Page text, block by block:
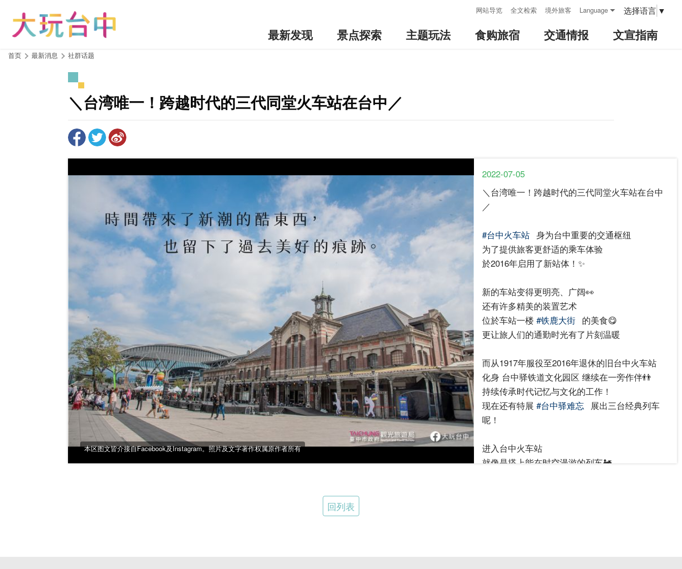
网站导览 全文检索 境外旅客 Language 选择语言 ▼
最新发现 景点探索 主题玩法 食购旅宿 交通情报 文宣指南
首页 最新消息 社群话题
＼台湾唯一！跨越时代的三代同堂火车站在台中／​
本区图文皆介接自Facebook及Instagram。照片及文字著作权属原作者所有
2022-07-05
＼台湾唯一！跨越时代的三代同堂火车站在台中
／​
#台中火车站 身为台中重要的交通枢纽​
为了提供旅客更舒适的乘车体验​
於2016年启用了新站体！✨​
新的车站变得更明亮、广阔👀​
还有许多精美的装置艺术​
位於车站一楼#铁鹿大街 的美食😋​
更让旅人们的通勤时光有了片刻温暖​
而从1917年服役至2016年退休的旧台中火车站​
化身 台中驿铁道文化园区 继续在一旁作伴👬​
持续传承时代记忆与文化的工作！​
现在还有特展#台中驿难忘 展出三台经典列车
呢！​
进入台中火车站​
就像是搭上能在时空漫游的列车🚂​
回列表